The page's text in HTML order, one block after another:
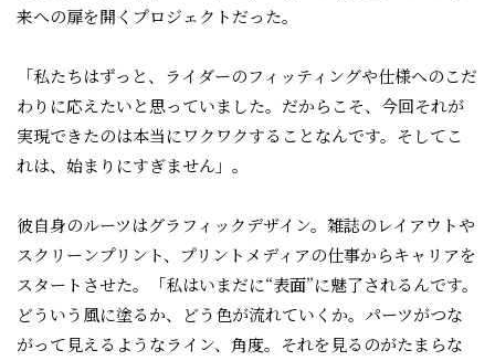
来への扉を開くプロジェクトだった。
「私たちはずっと、ライダーのフィッティングや仕様へのこだ
わりに応えたいと思っていました。だからこそ、今回それが
実現できたのは本当にワクワクすることなんです。そしてこ
れは、始まりにすぎません」。
彼自身のルーツはグラフィックデザイン。雑誌のレイアウトや
スクリーンプリント、プリントメディアの仕事からキャリアを
スタートさせた。「私はいまだに“表面”に魅了されるんです。
どういう風に塗るか、どう色が流れていくか。パーツがつな
がって見えるようなライン、角度。それを見るのがたまらな